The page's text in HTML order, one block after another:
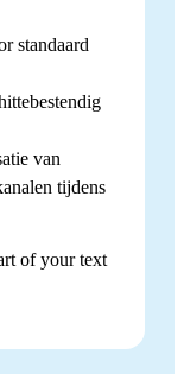
standaard
van
tijdens
of your text